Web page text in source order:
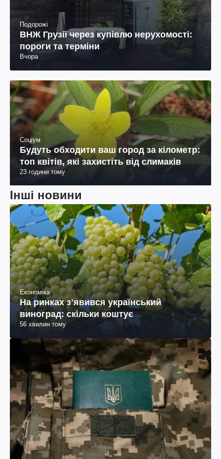
Подорожі
ВНЖ Грузії через купівлю нерухомості:
пороги та терміни
Вчора
Соціум
Будуть обходити ваш город за кілометр:
топ квітів, які захистіть від слимаків
23 години тому
Інші новини
Економіка
На ринках зʼявився український
виноград: скільки коштує
56 хвилин тому